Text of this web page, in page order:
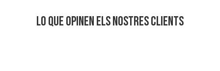
Lo que opinen els nostres clients